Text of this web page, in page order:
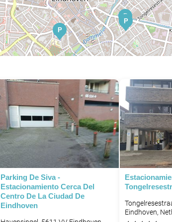
P
P
P
Parking De Siva -
Estacionamiento Cerca Del
Centro De La Ciudad De
Eindhoven
Eindhoven,